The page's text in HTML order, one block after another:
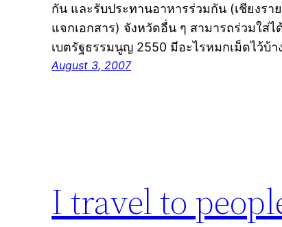
กัน และรับประทานอาหารร่วมกัน (เชียงรา
แจกเอกสาร) จังหวัดอื่น ๆ สามารถร่วมใส่
เบตรัฐธรรมนูญ 2550 มีอะไรหมกเม็ดไว้บ้
August 3, 2007
I travel to